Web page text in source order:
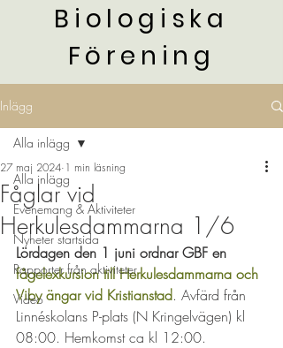
Biologiska
Förening
Inlägg
Alla inlägg
Evenemang & Aktiviteter
Nyheter startsida
Rapporter från aktiviteter
Video
Alla inlägg
Fåglar vid
Herkulesdammarna 1/6
27 maj 2024 1 min läsning
Lördagen den 1 juni ordnar GBF en
fågelexkursion till Herkulesdammarna och
Viby ängar vid Kristianstad. Avfärd från
Linnéskolans P-plats (N Kringelvägen) kl
08:00. Hemkomst ca kl 12:00.